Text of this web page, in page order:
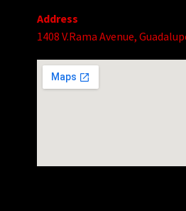
Address
1408 V.Rama Avenue,